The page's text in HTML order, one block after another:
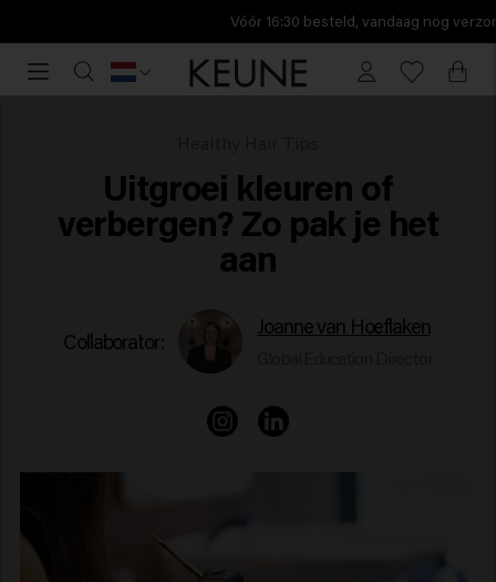
Vóór 16:30 besteld, vandaag nog verzonden.
16:30
Uitgroei kleuren of
verbergen? Zo pak je het
aan
Collaborator:
Joanne van Hoeflaken